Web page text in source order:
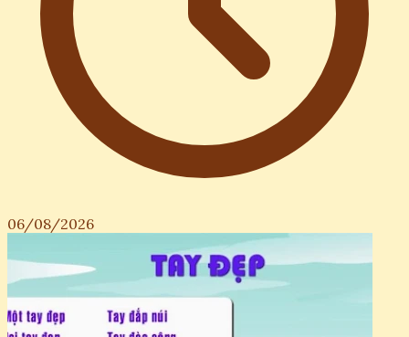
06/08/2026